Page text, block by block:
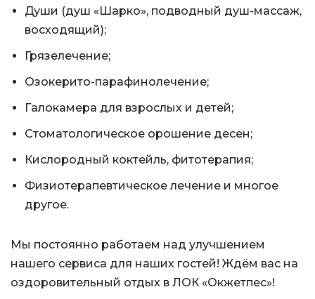
Души (душ «Шарко», подводный душ-массаж,
восходящий);
Грязелечение;
Озокерито-парафинолечение;
Галокамера для взрослых и детей;
Стоматологическое орошение десен;
Кислородный коктейль, фитотерапия;
Физиотерапевтическое лечение и многое
другое.
Мы постоянно работаем над улучшением
нашего сервиса для наших гостей! Ждём вас на
оздоровительный отдых в ЛОК «Окжетпес»!